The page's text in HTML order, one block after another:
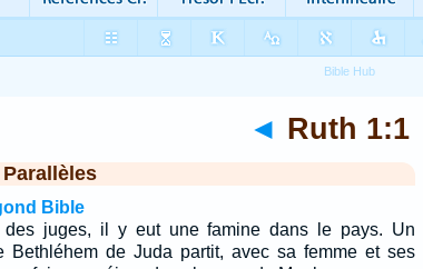
◄ Ruth 1:1
Bible
des juges, il y eut une famine dans le pays. Un
Bethléhem de Juda partit, avec sa femme et ses